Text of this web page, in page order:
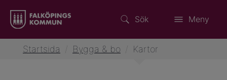
Sök Meny
Startsida Bygga & bo Kartor